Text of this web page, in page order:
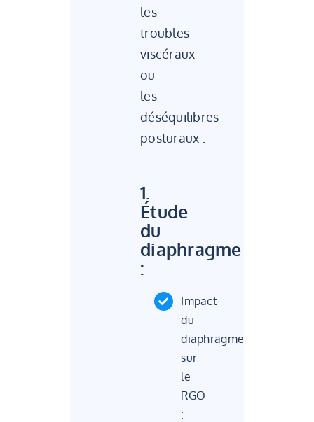
les
troubles
viscéraux
ou
les
déséquilibres
posturaux :
1.
Étude
du
diaphragme
:
Impact
du
diaphragme
sur
le
RGO
: